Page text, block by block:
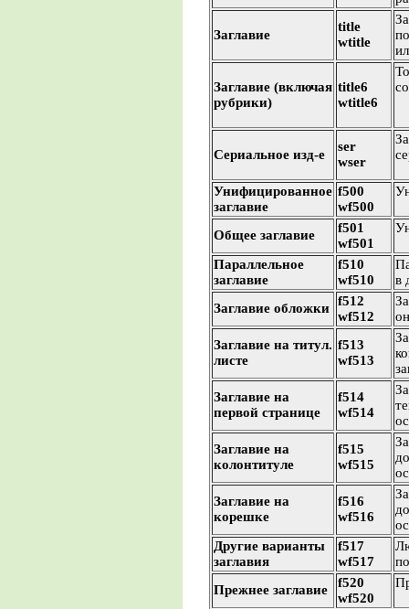
Заглавие
title
wtitle
Заглавие (включая
рубрики)
title6
wtitle6
Сериальное изд-е
ser
wser
Унифицированное
заглавие
f500
wf500
Общее заглавие
f501
wf501
Параллельное
заглавие
f510
wf510
в
Заглавие обложки f512
wf512
Заглавие на титул.
листе
f513
wf513
Заглавие на
первой странице
f514
wf514
Заглавие на
колонтитуле
f515
wf515
Заглавие на
корешке
f516
wf516
Другие варианты
заглавия
f517
wf517
Прежнее заглавие
f520
wf520